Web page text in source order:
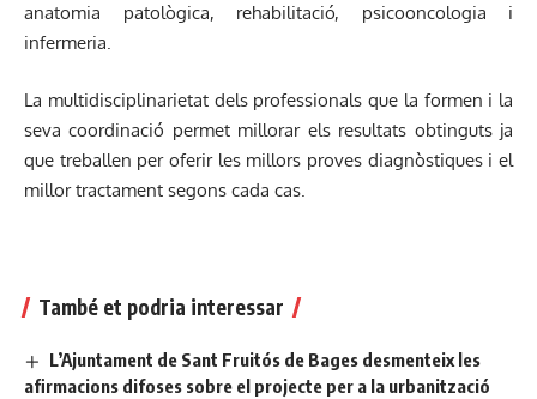
anatomia patològica, rehabilitació, psicooncologia i
infermeria.
La multidisciplinarietat dels professionals que la formen i la
seva coordinació permet millorar els resultats obtinguts ja
que treballen per oferir les millors proves diagnòstiques i el
millor tractament segons cada cas.
També et podria interessar
L’Ajuntament de Sant Fruitós de Bages desmenteix les
afirmacions difoses sobre el projecte per a la urbanització